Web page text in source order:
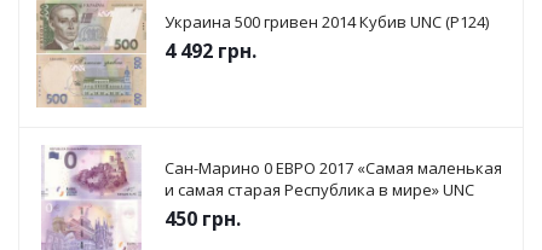
Украина 500 гривен 2014 Кубив UNC (P124)
4 492 грн.
Сан-Марино 0 ЕВРО 2017 «Самая маленькая
и самая старая Республика в мире» UNC
450 грн.